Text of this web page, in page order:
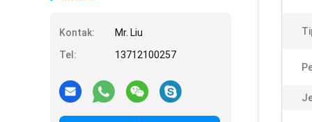
Kontak:
Mr. Liu
Tel:
13712100257